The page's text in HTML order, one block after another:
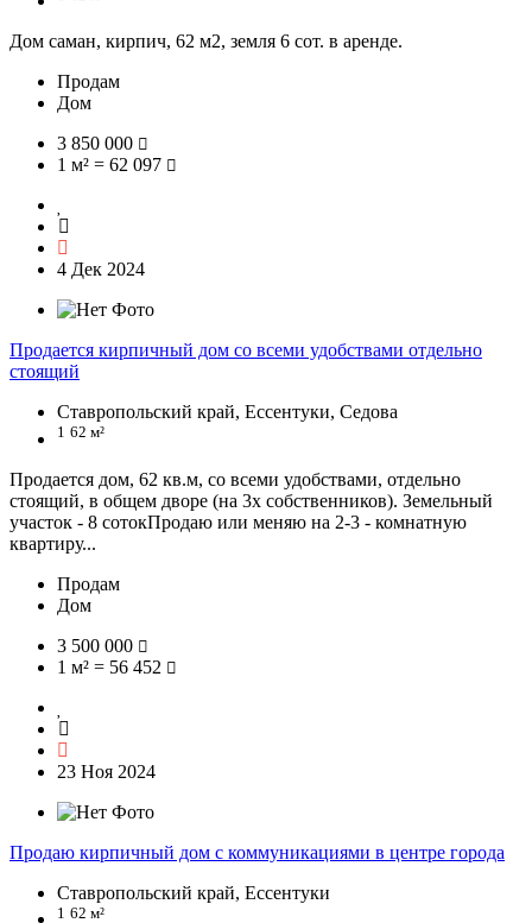
Дом саман, кирпич, 62 м2, земля 6 сот. в аренде.
Продам
Дом
3 850 000
1 м² = 62 097
4 Дек 2024
Продается кирпичный дом со всеми удобствами отдельно
стоящий
Ставропольский край, Ессентуки, Седова
1 62 м²
Продается дом, 62 кв.м, со всеми удобствами, отдельно
стоящий, в общем дворе (на 3х собственников). Земельный
участок - 8 сотокПродаю или меняю на 2-3 - комнатную
квартиру...
Продам
Дом
3 500 000
1 м² = 56 452
23 Ноя 2024
Продаю кирпичный дом с коммуникациями в центре города
Ставропольский край, Ессентуки
1 62 м²